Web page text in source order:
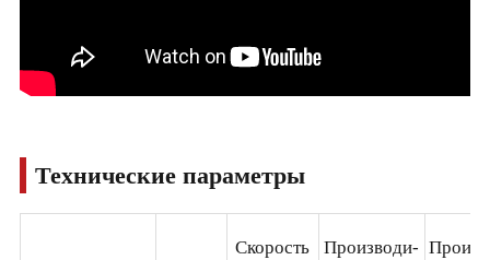
Технические параметры
Скорость
Производи-